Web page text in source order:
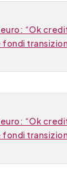
“Ok
fondi
“Ok
fondi